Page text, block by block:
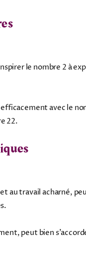
le nombre 2 à
avec le
22.
au travail acharné,
peut bien